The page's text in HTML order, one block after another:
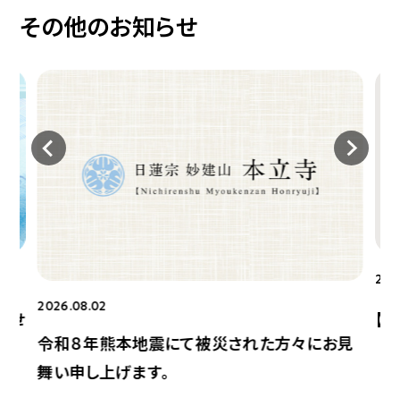
その他のお知らせ
せ
2026.08.02
令和８年熊本地震にて被災された方々にお見
舞い申し上げます。
【